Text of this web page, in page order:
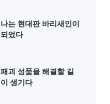
나는 현대판 바리새인이
되었다
패괴 성품을 해결할 길
이 생기다